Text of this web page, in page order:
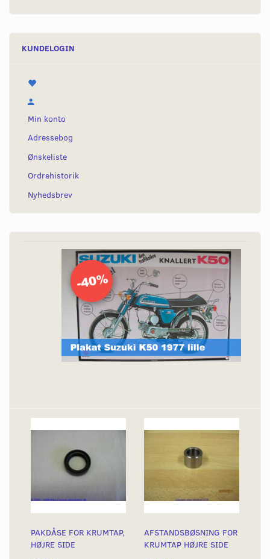
KUNDELOGIN
Min konto
Adressebog
Ønskeliste
Ordrehistorik
Nyhedsbrev
PAKDÅSE FOR KRUMTAP,
HØJRE SIDE
AFSTANDSBØSNING FOR
KRUMTAP HØJRE SIDE